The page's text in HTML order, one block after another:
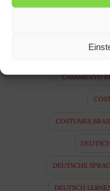
APRENDER
CASAMENTO
COSTUMES
DEUTSCHE
DEUTSCH